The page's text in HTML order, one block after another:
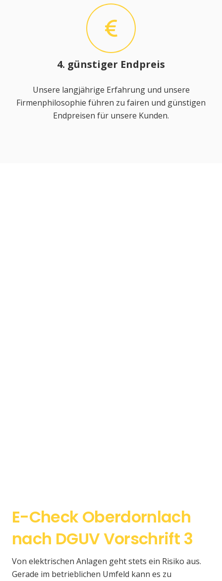
4. günstiger Endpreis
Unsere langjährige Erfahrung und unsere
Firmenphilosophie führen zu fairen und günstigen
Endpreisen für unsere Kunden.
E-Check Oberdornlach
nach DGUV Vorschrift 3
Von elektrischen Anlagen geht stets ein Risiko aus.
Gerade im betrieblichen Umfeld kann es zu